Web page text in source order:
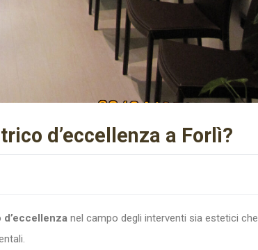
d’eccellenza a Forlì?
d’eccellenza nel campo degli interventi sia estetici che